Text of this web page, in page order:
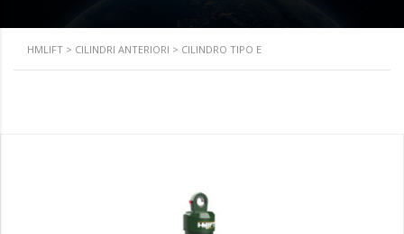
HMLIFT > CILINDRI ANTERIORI > CILINDRO TIPO E